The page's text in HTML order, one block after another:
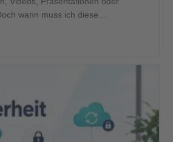
wann muss ich diese…